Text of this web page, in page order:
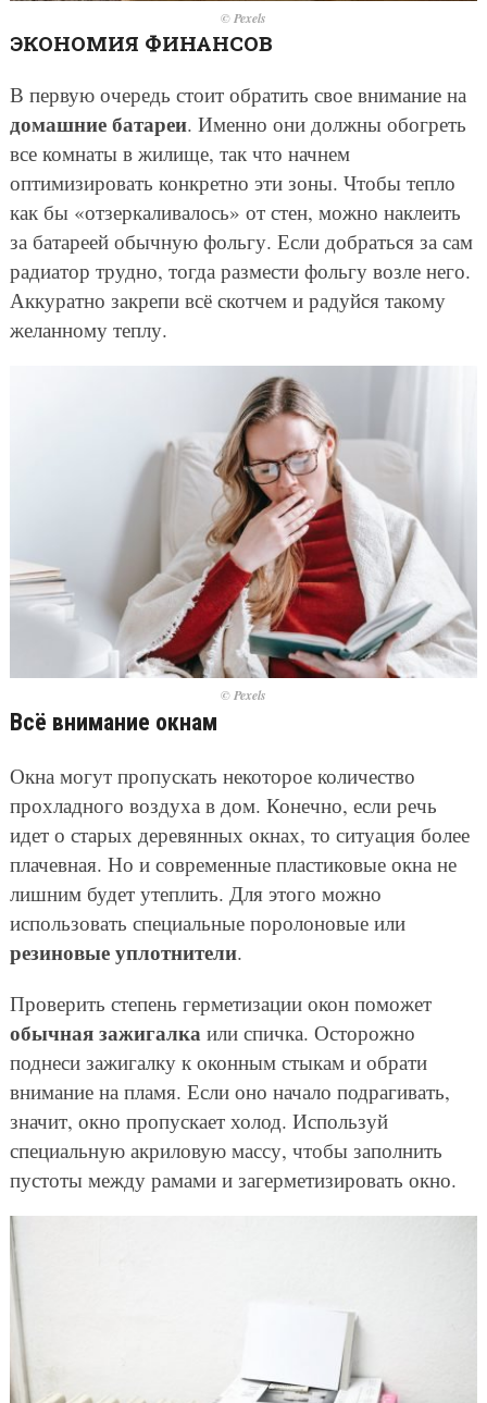
© Pexels
ЭКОНОМИЯ ФИНАНСОВ
В первую очередь стоит обратить свое внимание на
домашние батареи. Именно они должны обогреть
все комнаты в жилище, так что начнем
оптимизировать конкретно эти зоны. Чтобы тепло
как бы «отзеркаливалось» от стен, можно наклеить
за батареей обычную фольгу. Если добраться за сам
радиатор трудно, тогда размести фольгу возле него.
Аккуратно закрепи всё скотчем и радуйся такому
желанному теплу.
© Pexels
Всё внимание окнам
Окна могут пропускать некоторое количество
прохладного воздуха в дом. Конечно, если речь
идет о старых деревянных окнах, то ситуация более
плачевная. Но и современные пластиковые окна не
лишним будет утеплить. Для этого можно
использовать специальные поролоновые или
резиновые уплотнители.
Проверить степень герметизации окон поможет
обычная зажигалка или спичка. Осторожно
поднеси зажигалку к оконным стыкам и обрати
внимание на пламя. Если оно начало подрагивать,
значит, окно пропускает холод. Используй
специальную акриловую массу, чтобы заполнить
пустоты между рамами и загерметизировать окно.